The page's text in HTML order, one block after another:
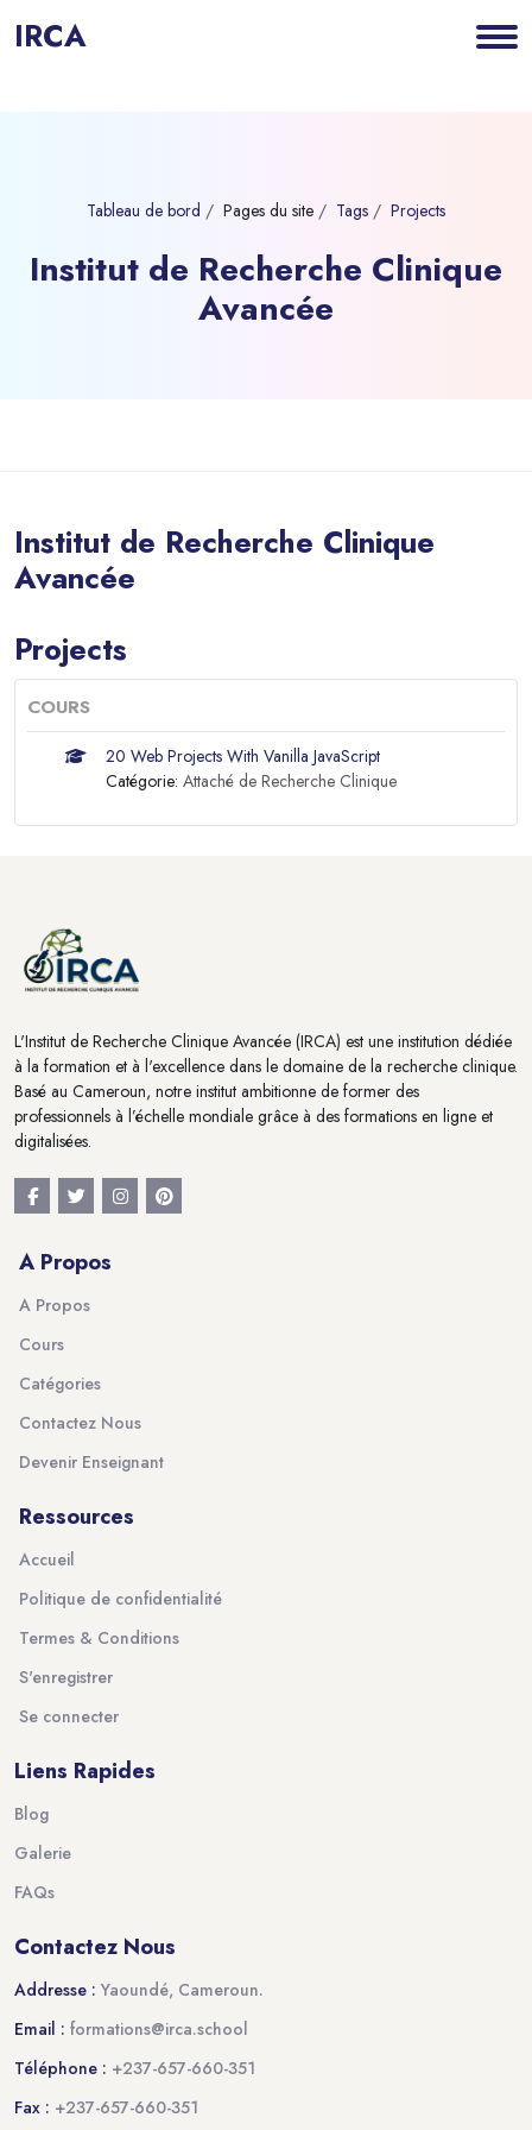
IRCA
Tableau de bord Pages du site Tags Projects
Institut de Recherche Clinique
Avancée
Institut de Recherche Clinique
Avancée
Blocs
Projects
COURS
20 Web Projects With Vanilla JavaScript
Catégorie: Attaché de Recherche Clinique
L'Institut de Recherche Clinique Avancée (IRCA) est une institution dédiée
à la formation et à l'excellence dans le domaine de la recherche clinique.
Basé au Cameroun, notre institut ambitionne de former des
professionnels à l’échelle mondiale grâce à des formations en ligne et
digitalisées.
A Propos
A Propos
Cours
Catégories
Contactez Nous
Devenir Enseignant
Ressources
Accueil
Politique de confidentialité
Termes & Conditions
S'enregistrer
Se connecter
Liens Rapides
Blog
Galerie
FAQs
Contactez Nous
Addresse : Yaoundé, Cameroun.
Email : formations@irca.school
Téléphone : +237-657-660-351
Fax : +237-657-660-351